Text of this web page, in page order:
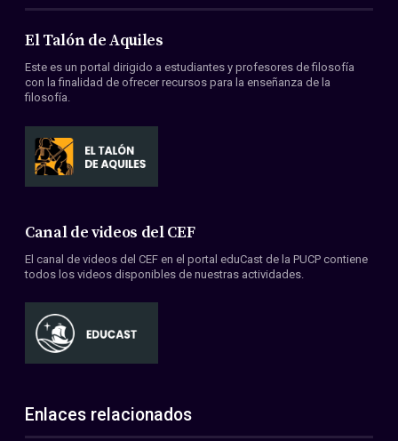
Acerca de nosotros
Miembros
Convenios
El Talón de Aquiles
Este es un portal dirigido a estudiantes y profesores de filosofía
con la finalidad de ofrecer recursos para la enseñanza de la
filosofía.
Canal de videos del CEF
El canal de videos del CEF en el portal eduCast de la PUCP contiene
todos los videos disponibles de nuestras actividades.
Enlaces relacionados